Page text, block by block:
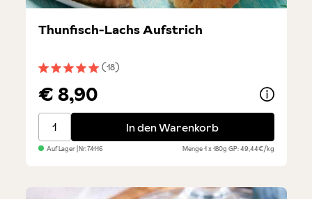
Durchschnittliche Bewertung von 5 von 5 Sternen
(18)
Thunfisch-Lachs Aufstrich
€ 8,90
Thunfisch-Lachs AufstrichIn den Warenkorb
Auf Lager| Nr.74116 Menge1 x 180gGP: 49,44€/kg